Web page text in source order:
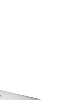
auf